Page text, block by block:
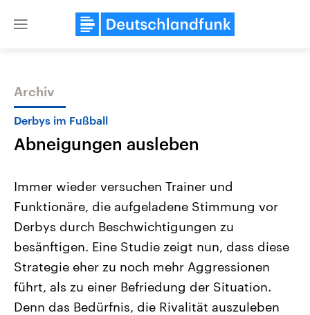
Close
Themen
Landtagswahl Sachsen-Anhalt
2026
Alle Informationen
Sachsen-Anhalt wählt am 6.
September 2026 einen neuen
Landtag. Seit 2021 wird das
Bundesland von einer Koalition aus
USA
Aktuelle Beiträge,
Hintergründe
Wirtschaftlich und
gehören die Vereinigten
mit großem Einfluss auf
Archiv
Derbys im Fußball
Abneigungen ausleben
Immer wieder versuchen Trainer und
Funktionäre, die aufgeladene Stimmung vor
Derbys durch Beschwichtigungen zu
besänftigen. Eine Studie zeigt nun, dass diese
Strategie eher zu noch mehr Aggressionen
führt, als zu einer Befriedung der Situation.
Denn das Bedürfnis, die Rivalität auszuleben